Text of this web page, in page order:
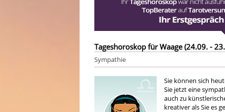
Tageshoroskop für Waage (24.09. -
Sympathie
Sie können sich
Sie jetzt eine
auch zu
kreativer als Sie es